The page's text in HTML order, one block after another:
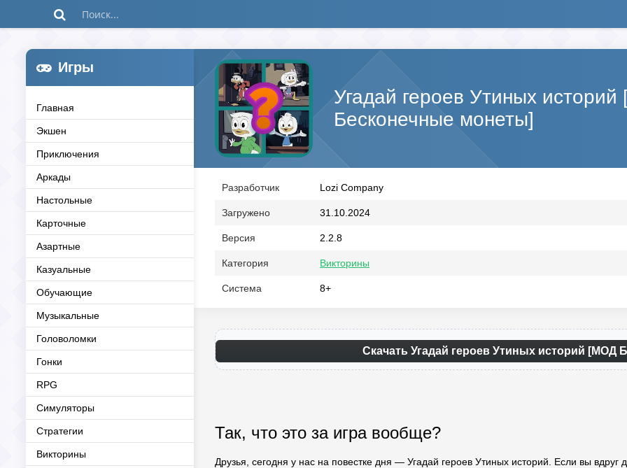
Игры
Главная
Экшен
Приключения
Аркады
Настольные
Карточные
Азартные
Казуальные
Обучающие
Музыкальные
Головоломки
Гонки
RPG
Симуляторы
Стратегии
Викторины
Угадай героев Утиных
Бесконечные монеты]
Разработчик Lozi Company
Загружено 31.10.2024
Версия 2.2.8
Категория Викторины
Система 8+
Скачать Угадай героев Утиных историй [МОД
Так, что это за игра вообще?
Друзья, сегодня у нас на повестке дня — Угадай героев Утиных историй. Если вы вдруг